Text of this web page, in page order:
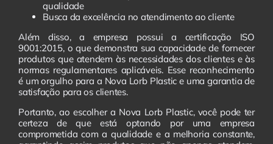
qualidade
Busca da excelência no atendimento ao cliente
Além disso, a empresa possui a certificação ISO
9001:2015, o que demonstra sua capacidade de fornecer
produtos que atendem às necessidades dos clientes e às
normas regulamentares aplicáveis. Esse reconhecimento
é um orgulho para a Nova Lorb Plastic e uma garantia de
satisfação para os clientes.
Portanto, ao escolher a Nova Lorb Plastic, você pode ter
certeza de que está optando por uma empresa
comprometida com a qualidade e a melhoria constante,